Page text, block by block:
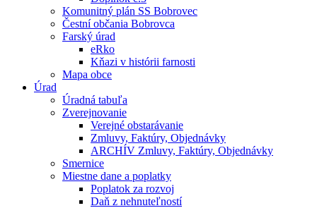
Komunitný plán SS Bobrovec
Čestní občania Bobrovca
Farský úrad
eRko
Kňazi v histórii farnosti
Mapa obce
Úrad
Úradná tabuľa
Zverejnovanie
Verejné obstarávanie
Zmluvy, Faktúry, Objednávky
ARCHÍV Zmluvy, Faktúry, Objednávky
Smernice
Miestne dane a poplatky
Poplatok za rozvoj
Daň z nehnuteľností